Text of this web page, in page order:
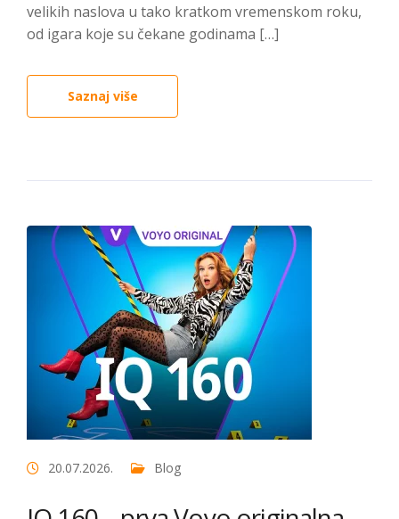
velikih naslova u tako kratkom vremenskom roku,
od igara koje su čekane godinama […]
Saznaj više
20.07.2026. Blog